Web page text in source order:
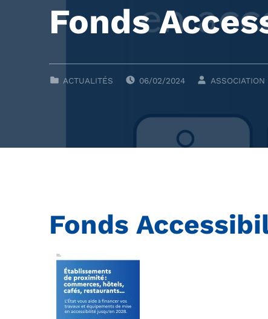
Fonds
ACTUALITÉS 06/02/2024
Fonds